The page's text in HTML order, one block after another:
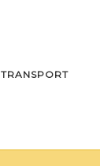
TRANSPORT